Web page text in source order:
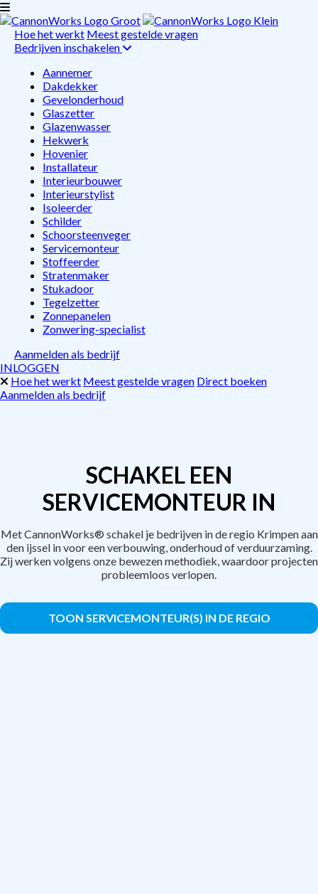
Hoe het werkt Meest gestelde vragen
Bedrijven inschakelen
Aannemer
Dakdekker
Gevelonderhoud
Glaszetter
Glazenwasser
Hekwerk
Hovenier
Installateur
Interieurbouwer
Interieurstylist
Isoleerder
Schilder
Schoorsteenveger
Servicemonteur
Stoffeerder
Stratenmaker
Stukadoor
Tegelzetter
Zonnepanelen
Zonwering-specialist
Aanmelden als bedrijf
INLOGGEN
Hoe het werkt Meest gestelde vragen Direct boeken
Aanmelden als bedrijf
SCHAKEL EEN
SERVICEMONTEUR IN
Met CannonWorks® schakel je bedrijven in de regio Krimpen aan
den ijssel in voor een verbouwing, onderhoud of verduurzaming.
Zij werken volgens onze bewezen methodiek, waardoor projecten
probleemloos verlopen.
TOON SERVICEMONTEUR(S) IN DE REGIO